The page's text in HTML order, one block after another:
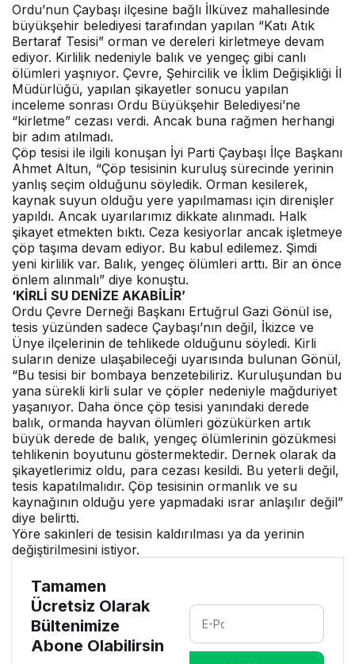
Ordu’nun Çaybaşı ilçesine bağlı İlküvez mahallesinde
büyükşehir belediyesi tarafından yapılan “Katı Atık
Bertaraf Tesisi” orman ve dereleri kirletmeye devam
ediyor. Kirlilik nedeniyle balık ve yengeç gibi canlı
ölümleri yaşnıyor. Çevre, Şehircilik ve İklim Değişikliği İl
Müdürlüğü, yapılan şikayetler sonucu yapılan
inceleme sonrası Ordu Büyükşehir Belediyesi’ne
“kirletme” cezası verdi. Ancak buna rağmen herhangi
bir adım atılmadı.
Çöp tesisi ile ilgili konuşan İyi Parti Çaybaşı İlçe Başkanı
Ahmet Altun, “Çöp tesisinin kuruluş sürecinde yerinin
yanlış seçim olduğunu söyledik. Orman kesilerek,
kaynak suyun olduğu yere yapılmaması için direnişler
yapıldı. Ancak uyarılarımız dikkate alınmadı. Halk
şikayet etmekten bıktı. Ceza kesiyorlar ancak işletmeye
çöp taşıma devam ediyor. Bu kabul edilemez. Şimdi
yeni kirlilik var. Balık, yengeç ölümleri arttı. Bir an önce
önlem alınmalı” diye konuştu.
‘KİRLİ SU DENİZE AKABİLİR’
Ordu Çevre Derneği Başkanı Ertuğrul Gazi Gönül ise,
tesis yüzünden sadece Çaybaşı’nın değil, İkizce ve
Ünye ilçelerinin de tehlikede olduğunu söyledi. Kirli
suların denize ulaşabileceği uyarısında bulunan Gönül,
“Bu tesisi bir bombaya benzetebiliriz. Kuruluşundan bu
yana sürekli kirli sular ve çöpler nedeniyle mağduriyet
yaşanıyor. Daha önce çöp tesisi yanındaki derede
balık, ormanda hayvan ölümleri gözükürken artık
büyük derede de balık, yengeç ölümlerinin gözükmesi
tehlikenin boyutunu göstermektedir. Dernek olarak da
şikayetlerimiz oldu, para cezası kesildi. Bu yeterli değil,
tesis kapatılmalıdır. Çöp tesisinin ormanlık ve su
kaynağının olduğu yere yapmadaki ısrar anlaşılır değil”
diye belirtti.
Yöre sakinleri de tesisin kaldırılması ya da yerinin
değiştirilmesini istiyor.
Tamamen
Ücretsiz Olarak
Bültenimize
Abone Olabilirsin